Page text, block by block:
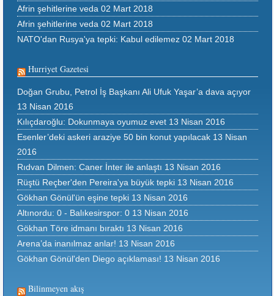
Afrin şehitlerine veda 02 Mart 2018
Afrin şehitlerine veda 02 Mart 2018
NATO'dan Rusya'ya tepki: Kabul edilemez 02 Mart 2018
Hurriyet Gazetesi
Doğan Grubu, Petrol İş Başkanı Ali Ufuk Yaşar’a dava açıyor
13 Nisan 2016
Kılıçdaroğlu: Dokunmaya oyumuz evet 13 Nisan 2016
Esenler’deki askeri araziye 50 bin konut yapılacak 13 Nisan
2016
Rıdvan Dilmen: Caner İnter ile anlaştı 13 Nisan 2016
Rüştü Reçber'den Pereira'ya büyük tepki 13 Nisan 2016
Gökhan Gönül'ün eşine tepki 13 Nisan 2016
Altınordu: 0 - Balıkesirspor: 0 13 Nisan 2016
Gökhan Töre idmanı bıraktı 13 Nisan 2016
Arena’da inanılmaz anlar! 13 Nisan 2016
Gökhan Gönül'den Diego açıklaması! 13 Nisan 2016
Bilinmeyen akış